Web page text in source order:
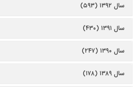
سال ۱۳۹۲ (۵۹۳)
سال ۱۳۹۱ (۴۳۰)
سال ۱۳۹۰ (۲۴۷)
سال ۱۳۸۹ (۱۷۸)